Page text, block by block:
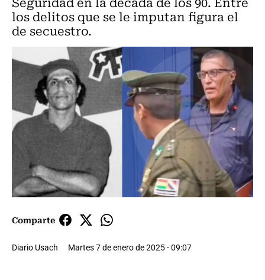
los delitos que se le imputan figura el
de secuestro.
Comparte
Diario Usach Martes 7 de enero de 2025 - 09:07